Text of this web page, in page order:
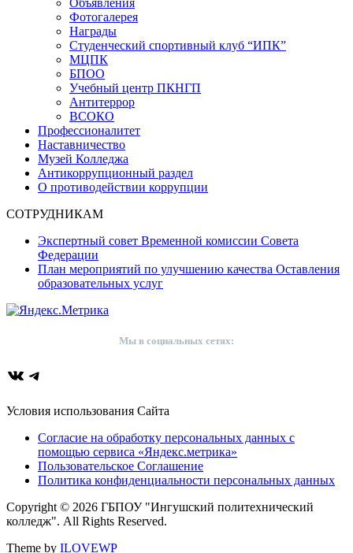
Фотогалерея
Награды
Студенческий спортивный клуб “ИПК”
МЦПК
БПОО
Учебный центр ПКНГП
Антитеррор
ВСОКО
Профессионалитет
Наставничество
Музей Колледжа
Антикоррупционный раздел
О противодействии коррупции
СОТРУДНИКАМ
Экспертный совет Временной комиссии Совета
Федерации
План мероприятий по улучшению качества Оставления
образовательных услуг
Мы в социальных сетях:
ВКонтакте
Telegram
Условия использования Сайта
Согласие на обработку персональных данных с
помощью сервиса «Яндекс.метрика»
Пользовательское Соглашение
Политика конфиденциальности персональных данных
Copyright © 2026 ГБПОУ "Ингушский политехнический
колледж". All Rights Reserved.
Theme by ILOVEWP